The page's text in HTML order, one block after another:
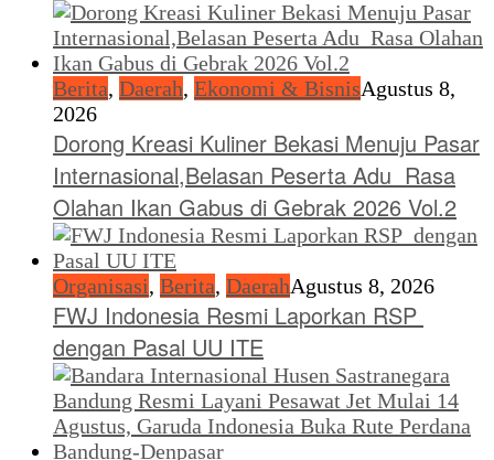
Berita, Daerah, Ekonomi & BisnisAgustus 8,
2026
Dorong Kreasi Kuliner Bekasi Menuju Pasar
Internasional,Belasan Peserta Adu Rasa
Olahan Ikan Gabus di Gebrak 2026 Vol.2
Organisasi, Berita, DaerahAgustus 8, 2026
FWJ Indonesia Resmi Laporkan RSP
dengan Pasal UU ITE